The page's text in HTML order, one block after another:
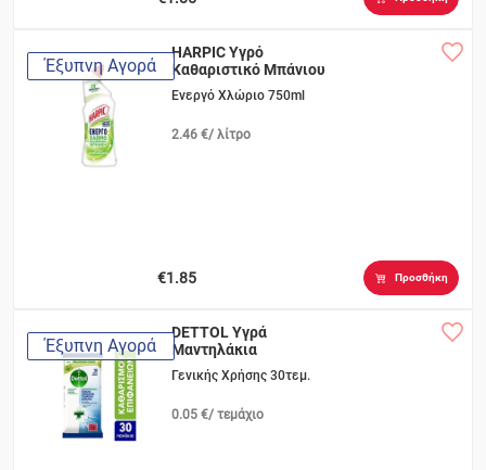
Έξυπνη Αγορά
HARPIC Υγρό
Καθαριστικό Μπάνιου
Ενεργό Χλώριο 750ml
2.46 €/ λίτρο
€1.85 Προσθήκη
Έξυπνη Αγορά
DETTOL Υγρά
Μαντηλάκια
Αντιβακτηριδια
Γενικής Χρήσης 30τεμ.
0.05 €/ τεμάχιο